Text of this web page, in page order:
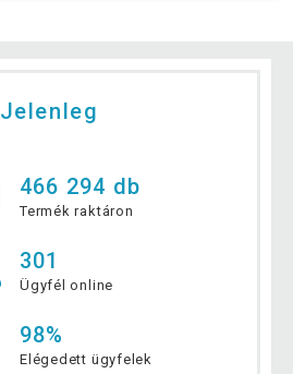
Jelenleg
466 294 db
Termék raktáron
301
Ügyfél online
98%
Elégedett ügyfelek